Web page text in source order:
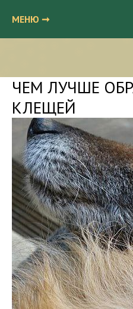
МЕНЮ ➞
ЧЕМ ЛУЧШЕ
КЛЕЩЕЙ